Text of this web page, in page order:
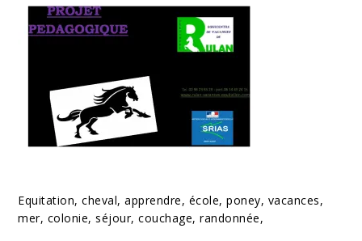
Equitation, cheval, apprendre, école, poney, vacances,
mer, colonie, séjour, couchage, randonnée,